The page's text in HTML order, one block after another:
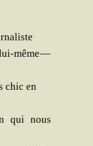
même —
chic en
qui nous